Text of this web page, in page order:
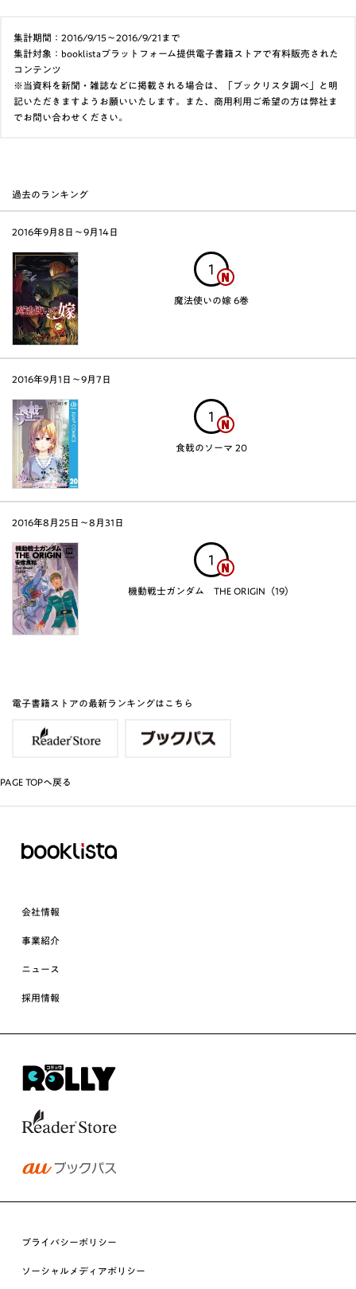
集計期間：2016/9/15～2016/9/21まで
集計対象：booklistaプラットフォーム提供電子書籍ストアで有料販売された
コンテンツ
※当資料を新聞・雑誌などに掲載される場合は、「ブックリスタ調べ」と明
記いただきますようお願いいたします。また、商用利用ご希望の方は弊社ま
でお問い合わせください。
過去のランキング
2016年9月8日〜9月14日
1
魔法使いの嫁 6巻
2016年9月1日〜9月7日
1
食戟のソーマ 20
2016年8月25日〜8月31日
1
機動戦士ガンダム THE ORIGIN（19）
電子書籍ストアの最新ランキングはこちら
PAGE TOPへ戻る
会社情報
事業紹介
ニュース
採用情報
プライバシーポリシー
ソーシャルメディアポリシー